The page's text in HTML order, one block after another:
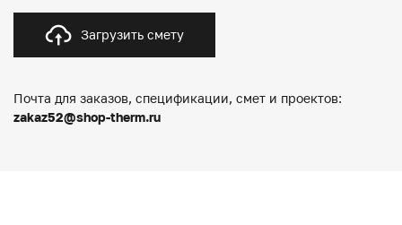
Загрузить смету
Почта для заказов, спецификации, смет и проектов:
zakaz52@shop-therm.ru